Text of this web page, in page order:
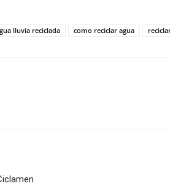
lluvia reciclada como reciclar agua